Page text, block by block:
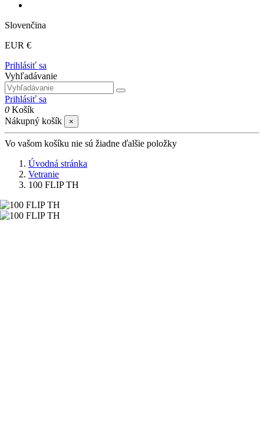
Slovenčina
EUR €
Prihlásiť sa
Vyhľadávanie
Prihlásiť sa
0 Košík
Nákupný košík
×
Vo vašom košíku nie sú žiadne ďalšie položky
Úvodná stránka
Vetranie
100 FLIP TH